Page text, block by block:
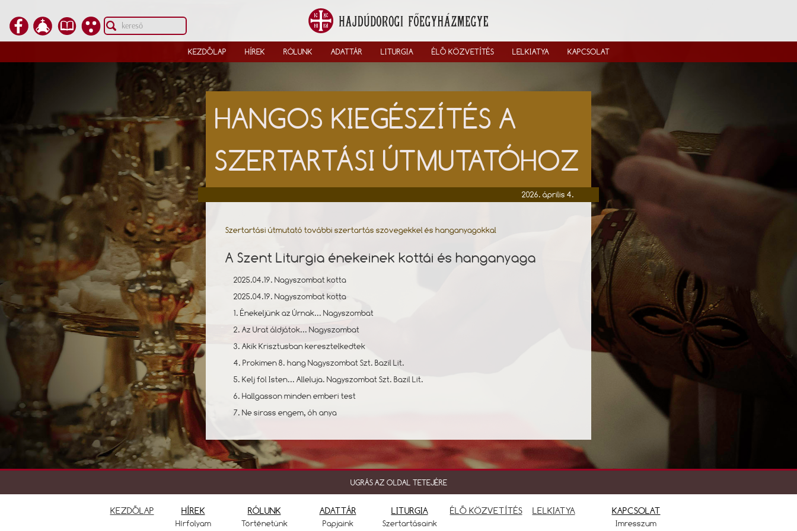
KEZDŐLAP HÍREK RÓLUNK ADATTÁR LITURGIA ÉLŐ KÖZVETÍTÉS LELKIATYA KAPCSOLAT
HANGOS KIEGÉSZÍTÉS A
SZERTARTÁSI ÚTMUTATÓHOZ
2026. április 4.
Szertartási útmutató további szertartás szövegekkel és hanganyagokkal
A Szent Liturgia énekeinek kottái és hanganyaga
2025.04.19. Nagyszombat kotta
2025.04.19. Nagyszombat kotta
1. Énekeljünk az Úrnak... Nagyszombat
2. Az Urat áldjátok... Nagyszombat
3. Akik Krisztusban keresztelkedtek
4. Prokimen 8. hang Nagyszombat Szt. Bazil Lit.
5. Kelj föl Isten... Alleluja. Nagyszombat Szt. Bazil Lit.
6. Hallgasson minden emberi test
7. Ne sirass engem, óh anya
UGRÁS AZ OLDAL TETEJÉRE
KEZDŐLAP HÍREK
Hírfolyam
RÓLUNK
Történetünk
ADATTÁR
Papjaink
LITURGIA
Szertartásaink
ÉLŐ KÖZVETÍTÉS LELKIATYA KAPCSOLAT
Imresszum